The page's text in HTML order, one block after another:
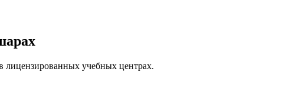
лицензированных учебных центрах.